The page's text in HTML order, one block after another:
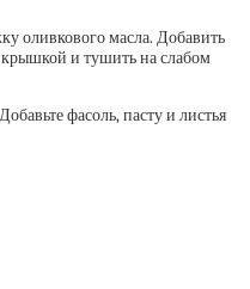
оливкового масла. Добавить
крышкой и тушить на слабом
фасоль, пасту и листья